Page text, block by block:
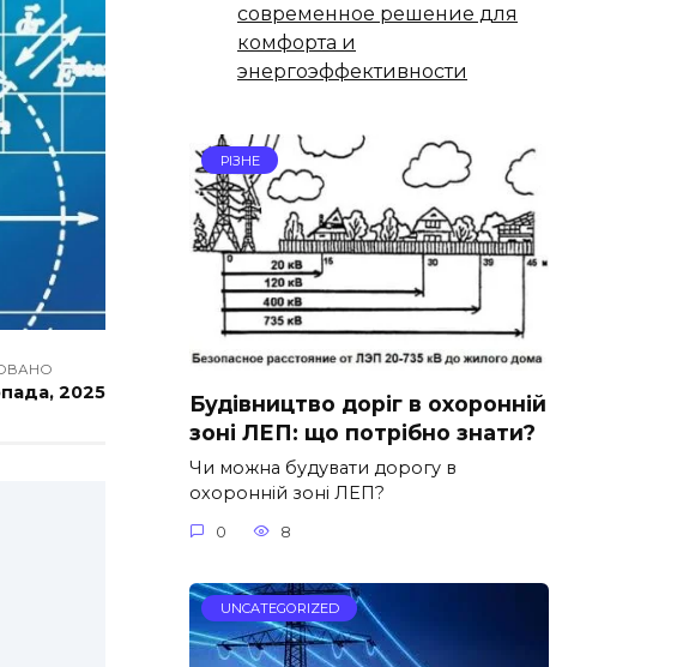
2025
современное решение для
комфорта и
энергоэффективности
РІЗНЕ
Будівництво доріг в охоронній
зоні ЛЕП: що потрібно знати?
Чи можна будувати дорогу в
охоронній зоні ЛЕП?
0 8
UNCATEGORIZED